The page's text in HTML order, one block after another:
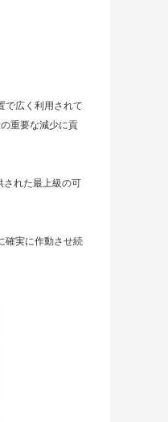
で広く利用されて
重要な減少に貢
された最上級の可
確実に作動させ続